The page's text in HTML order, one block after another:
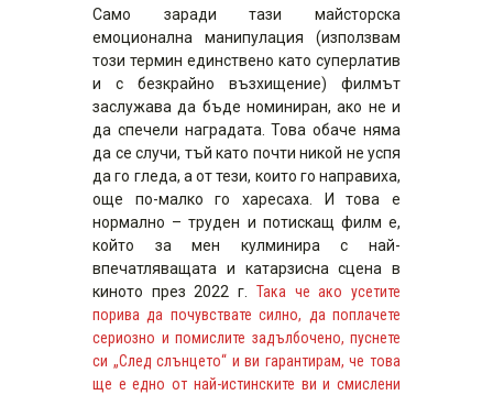
Само заради тази майсторска
емоционална манипулация (използвам
този термин единствено като суперлатив
и с безкрайно възхищение) филмът
заслужава да бъде номиниран, ако не и
да спечели наградата. Това обаче няма
да се случи, тъй като почти никой не успя
да го гледа, а от тези, които го направиха,
още по-малко го харесаха. И това е
нормално – труден и потискащ филм е,
който за мен кулминира с най-
впечатляващата и катарзисна сцена в
киното през 2022 г. Така че ако усетите
порива да почувствате силно, да поплачете
сериозно и помислите задълбочено, пуснете
си „След слънцето“ и ви гарантирам, че това
ще е едно от най-истинските ви и смислени